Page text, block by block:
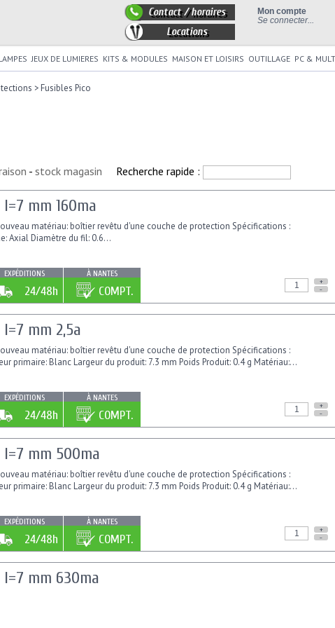
Mon compte
Se connecter...
Contact / horaires
Locations
JEUX DE LUMIERES KITS & MODULES MAISON ET LOISIRS OUTILLAGE PC &
>Fusibles Pico
- stock magasin Recherche rapide :
mm 160ma
matériau: boîtier revêtu d'une couche de protection Spécifications :
Axial Diamètre du fil: 0.6...
EXPÉDITIONS
24/48h
À NANTES
COMPT.
+
-
mm 2,5a
matériau: boîtier revêtu d'une couche de protection Spécifications :
primaire: Blanc Largeur du produit: 7.3 mm Poids Produit: 0.4 g Matériau:...
EXPÉDITIONS
24/48h
À NANTES
COMPT.
+
-
l=7 mm 500ma
matériau: boîtier revêtu d'une couche de protection Spécifications :
primaire: Blanc Largeur du produit: 7.3 mm Poids Produit: 0.4 g Matériau:...
EXPÉDITIONS
24/48h
À NANTES
COMPT.
+
-
mm 630ma